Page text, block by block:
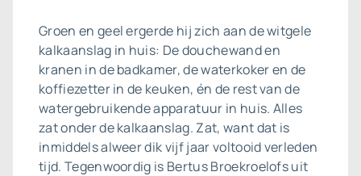
Groen en geel ergerde hij zich aan de witgele
kalkaanslag in huis: De douchewand en
kranen in de badkamer, de waterkoker en de
koffiezetter in de keuken, én de rest van de
watergebruikende apparatuur in huis. Alles
zat onder de kalkaanslag. Zat, want dat is
inmiddels alweer dik vijf jaar voltooid verleden
tijd. Tegenwoordig is Bertus Broekroelofs uit